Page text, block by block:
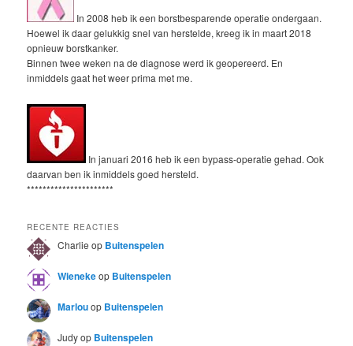
In 2008 heb ik een borstbesparende operatie ondergaan.
Hoewel ik daar gelukkig snel van herstelde, kreeg ik in maart 2018
opnieuw borstkanker.
Binnen twee weken na de diagnose werd ik geopereerd. En
inmiddels gaat het weer prima met me.
In januari 2016 heb ik een bypass-operatie gehad. Ook
daarvan ben ik inmiddels goed hersteld.
**********************
RECENTE REACTIES
Charlie op Buitenspelen
Wienekeop Buitenspelen
Marlouop Buitenspelen
Judyop Buitenspelen